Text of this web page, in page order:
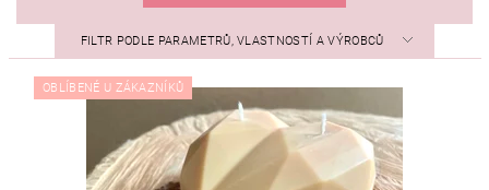
FILTR PODLE PARAMETRŮ, VLASTNOSTÍ A VÝROBCŮ
OBLÍBENÉ U ZÁKAZNÍKŮ